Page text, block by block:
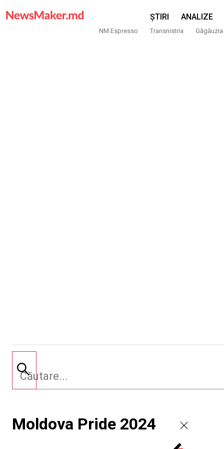
ȘTIRI ANALIZE
NM Espresso Transnistria Găgăuzia
Moldova Pride 2024